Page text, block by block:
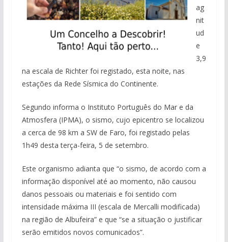
ag
nit
ud
e
3,9
na escala de Richter foi registado, esta noite, nas
estações da Rede Sísmica do Continente.
Segundo informa o Instituto Português do Mar e da
Atmosfera (IPMA), o sismo, cujo epicentro se localizou
a cerca de 98 km a SW de Faro, foi registado pelas
1h49 desta terça-feira, 5 de setembro.
Este organismo adianta que “o sismo, de acordo com a
informação disponível até ao momento, não causou
danos pessoais ou materiais e foi sentido com
intensidade máxima III (escala de Mercalli modificada)
na região de Albufeira” e que “se a situação o justificar
serão emitidos novos comunicados”.